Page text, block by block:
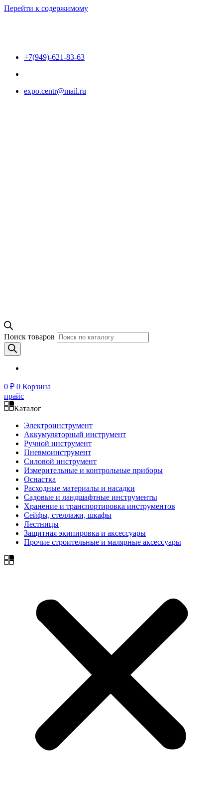
Перейти к содержимому
+7(949)-621-83-63
expo.centr@mail.ru
Поиск товаров
0 ₽ 0 Корзина
прайс
Каталог
Электроинструмент
Аккумуляторный инструмент
Ручной инструмент
Пневмоинструмент
Силовой инструмент
Измерительные и контрольные приборы
Оснастка
Расходные материалы и насадки
Садовые и ландшафтные инструменты
Хранение и транспортировка инструментов
Сейфы, стеллажи, шкафы
Лестницы
Защитная экипировка и аксессуары
Прочие строительные и малярные аксессуары